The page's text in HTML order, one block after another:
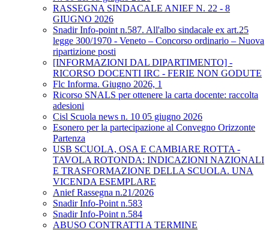
RASSEGNA SINDACALE ANIEF N. 22 - 8
GIUGNO 2026
Snadir Info-point n.587. All'albo sindacale ex art.25
legge 300/1970 - Veneto – Concorso ordinario – Nuova
ripartizione posti
[INFORMAZIONI DAL DIPARTIMENTO] -
RICORSO DOCENTI IRC - FERIE NON GODUTE
Flc Informa. Giugno 2026, 1
Ricorso SNALS per ottenere la carta docente: raccolta
adesioni
Cisl Scuola news n. 10 05 giugno 2026
Esonero per la partecipazione al Convegno Orizzonte
Partenza
USB SCUOLA, OSA E CAMBIARE ROTTA -
TAVOLA ROTONDA: INDICAZIONI NAZIONALI
E TRASFORMAZIONE DELLA SCUOLA. UNA
VICENDA ESEMPLARE
Anief Rassegna n.21/2026
Snadir Info-Point n.583
Snadir Info-Point n.584
ABUSO CONTRATTI A TERMINE